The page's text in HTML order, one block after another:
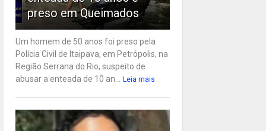
preso em Queimados
Um homem de 50 anos foi preso pela
Polícia Civil de Itaipava, em Petrópolis, na
Região Serrana do Rio, suspeito de
abusar a enteada de 10 an...
Leia mais